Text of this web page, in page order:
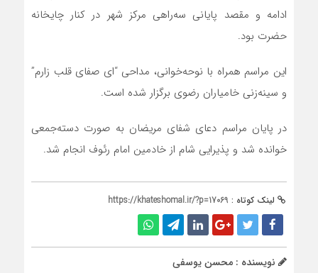
ادامه و مقصد پایانی سه‌راهی مرکز شهر در کنار چایخانه
حضرت بود.
این مراسم همراه با نوحه‌خوانی، مداحی “ای صفای قلب زارم”
و سینه‌زنی خامیاران رضوی برگزار شده است.
در پایان مراسم دعای شفای مریضان به صورت دسته‌جمعی
خوانده شد و پذیرایی شام از خادمین امام رئوف انجام شد.
لینک کوتاه : https://khateshomal.ir/?p=17069
نویسنده : محسن یوسفی